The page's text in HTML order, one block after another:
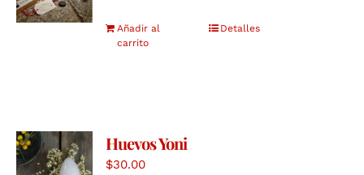
Añadir al
carrito
Detalles
Huevos Yoni
$30.00